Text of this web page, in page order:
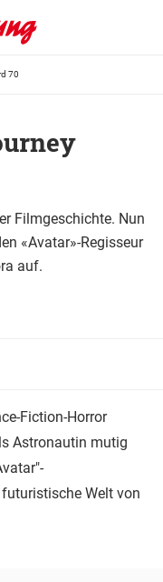
70
Filmgeschichte. Nun
«Avatar»-Regisseur
auf.
Fiction-Horror
Astronautin mutig
Welt von